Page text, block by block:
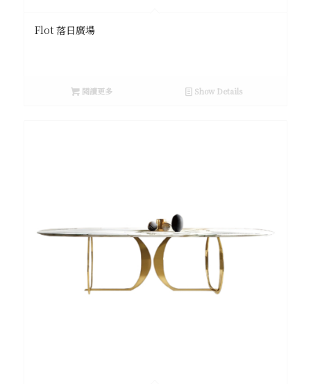
Flot 落日廣場
閱讀更多 Show Details